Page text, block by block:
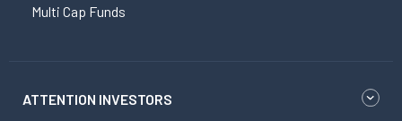
Multi Cap Funds
ATTENTION INVESTORS